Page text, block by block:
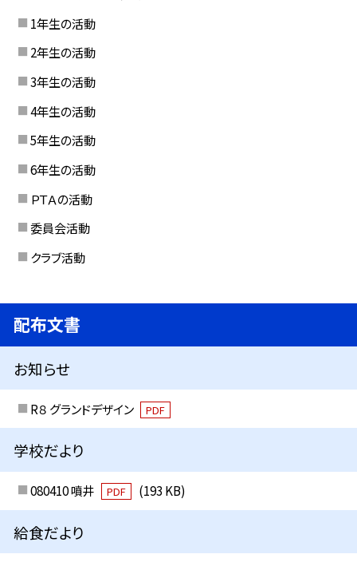
1年生の活動
2年生の活動
3年生の活動
4年生の活動
5年生の活動
6年生の活動
ＰＴＡの活動
委員会活動
クラブ活動
配布文書
お知らせ
R８ グランドデザイン PDF
学校だより
080410 噴井 PDF (193 KB)
給食だより